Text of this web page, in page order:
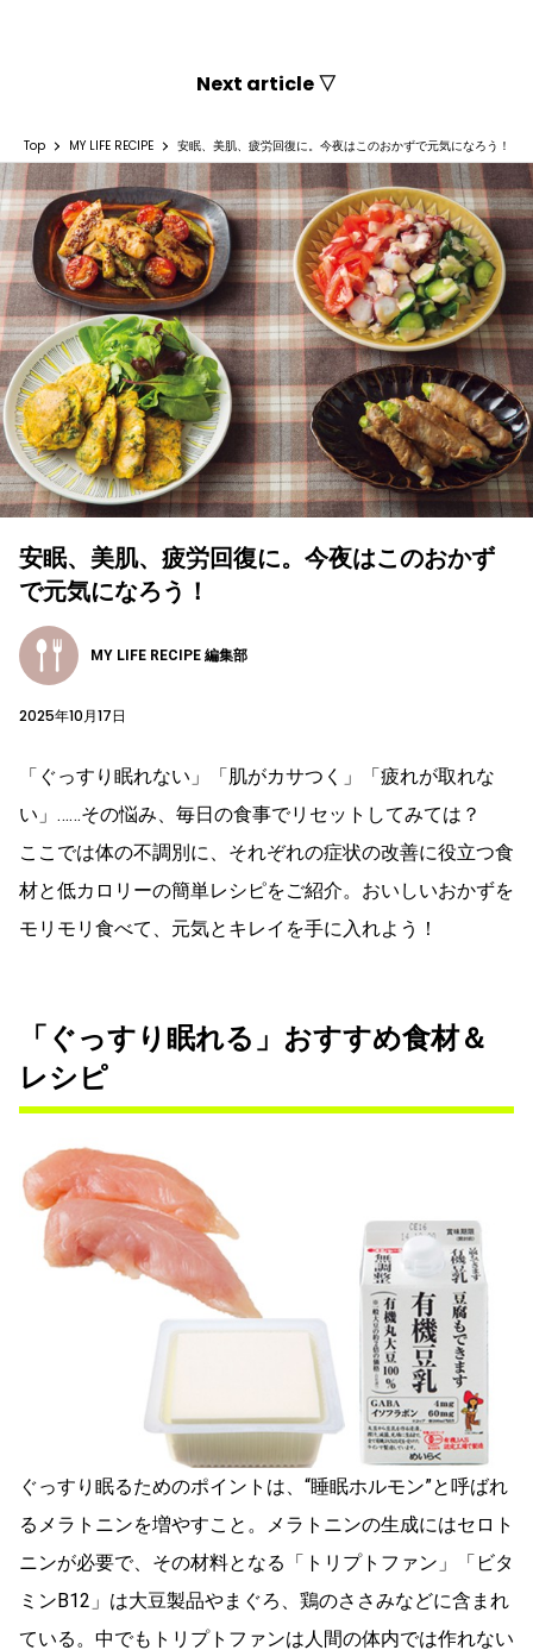
Next article ▽
Top MY LIFE RECIPE 安眠、美肌、疲労回復に。今夜はこのおかずで元気になろう！
安眠、美肌、疲労回復に。今夜はこのおかず
で元気になろう！
MY LIFE RECIPE 編集部
2025年10月17日
「ぐっすり眠れない」「肌がカサつく」「疲れが取れな
い」……その悩み、毎日の食事でリセットしてみては？
ここでは体の不調別に、それぞれの症状の改善に役立つ食
材と低カロリーの簡単レシピをご紹介。おいしいおかずを
モリモリ食べて、元気とキレイを手に入れよう！
「ぐっすり眠れる」おすすめ食材＆
レシピ
ぐっすり眠るためのポイントは、“睡眠ホルモン”と呼ばれ
るメラトニンを増やすこと。メラトニンの生成にはセロト
ニンが必要で、その材料となる「トリプトファン」「ビタ
ミンB12」は大豆製品やまぐろ、鶏のささみなどに含まれ
ている。中でもトリプトファンは人間の体内では作れない